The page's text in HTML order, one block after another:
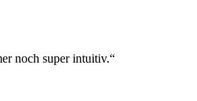
noch super intuitiv.“